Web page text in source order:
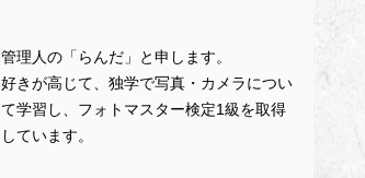
管理人の「らんだ」と申します。
好きが高じて、独学で写真・カメラについ
て学習し、フォトマスター検定1級を取得
しています。